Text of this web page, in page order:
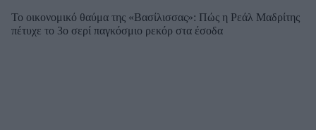
Το οικονομικό θαύμα της «Βασίλισσας»: Πώς η Ρεάλ Μαδρίτης
πέτυχε το 3ο σερί παγκόσμιο ρεκόρ στα έσοδα